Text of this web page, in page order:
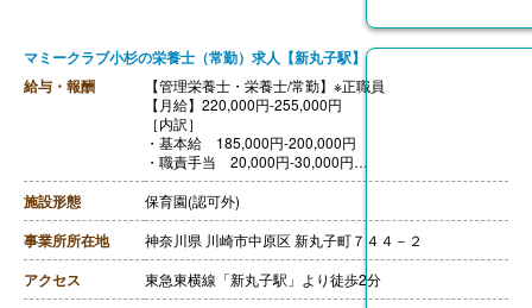
マミークラブ小杉の栄養士（常勤）求人【新丸子駅】
給与・報酬
【管理栄養士・栄養士/常勤】※正職員
【月給】220,000円-255,000円
［内訳］
・基本給 185,000円-200,000円
・職責手当 20,000円-30,000円
・被服手当 5,000円
・職務手当 10,000円-20,000円
【賞与】年2回（計3.50ヶ月分）※前年度実績、初年度の
賞与は1-3ヶ月分
【通勤手当】あり（上限なし）
【昇給】あり（1月あたり2,000円-10,000円）※前年度実
績
施設形態 保育園(認可外)
事業所所在地 神奈川県 川崎市中原区 新丸子町７４４－２
アクセス 東急東横線「新丸子駅」より徒歩2分